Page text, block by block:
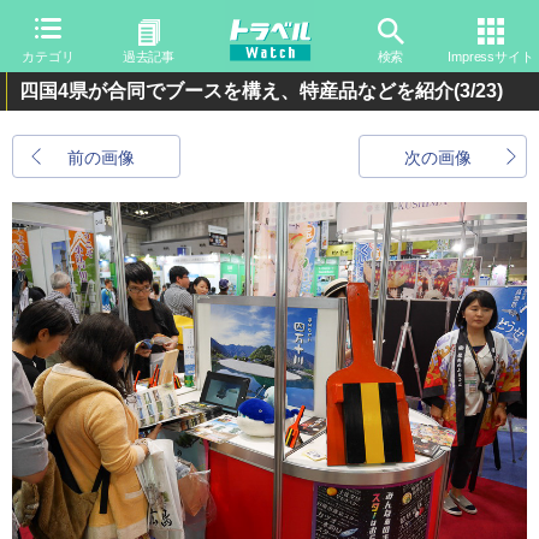
カテゴリ 過去記事 検索 Impressサイト
四国4県が合同でブースを構え、特産品などを紹介(3/23)
前の画像 次の画像